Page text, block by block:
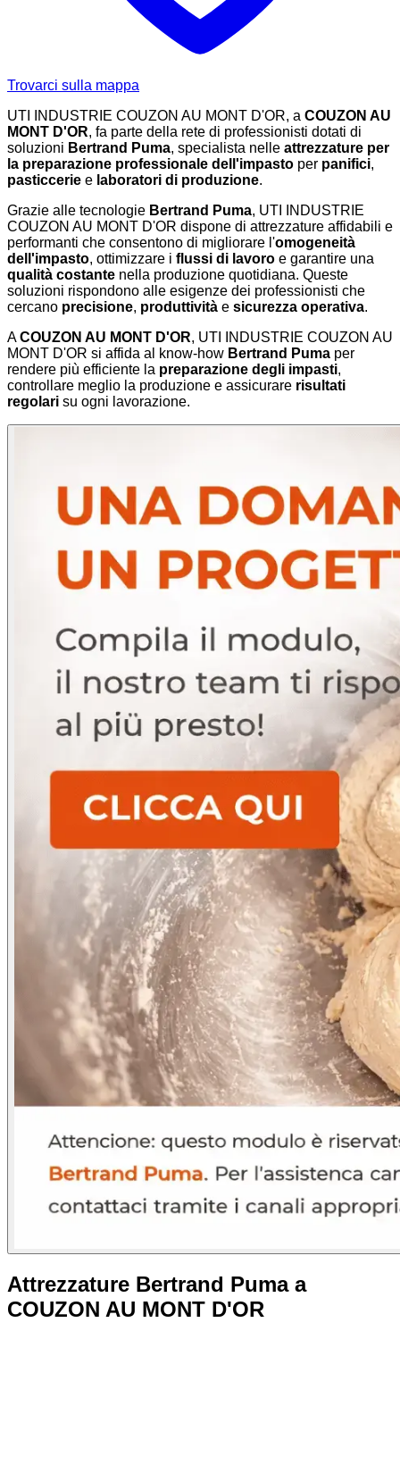
Trovarci sulla mappa
UTI INDUSTRIE COUZON AU MONT D'OR, a COUZON AU
MONT D'OR, fa parte della rete di professionisti dotati di
soluzioni Bertrand Puma, specialista nelle attrezzature per
la preparazione professionale dell'impasto per panifici,
pasticcerie e laboratori di produzione.
Grazie alle tecnologie Bertrand Puma, UTI INDUSTRIE
COUZON AU MONT D'OR dispone di attrezzature affidabili e
performanti che consentono di migliorare l'omogeneità
dell'impasto, ottimizzare i flussi di lavoro e garantire una
qualità costante nella produzione quotidiana. Queste
soluzioni rispondono alle esigenze dei professionisti che
cercano precisione, produttività e sicurezza operativa.
ACOUZON AU MONT D'OR, UTI INDUSTRIE COUZON AU
MONT D'OR si affida al know-how Bertrand Puma per
rendere più efficiente la preparazione degli impasti,
controllare meglio la produzione e assicurare risultati
regolari su ogni lavorazione.
Attrezzature Bertrand Puma a
COUZON AU MONT D'OR